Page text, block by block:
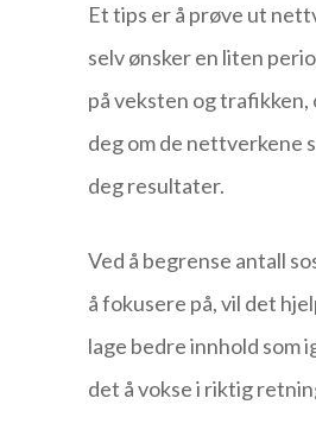
Et tips er å prøve ut
selv ønsker en liten
på veksten og
deg om de nettverkene
deg resultater.
Ved å begrense antall
å fokusere på, vil det
lage bedre innhold som
det å vokse i riktig